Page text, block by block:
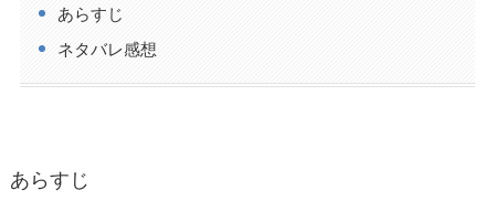
あらすじ
ネタバレ感想
あらすじ